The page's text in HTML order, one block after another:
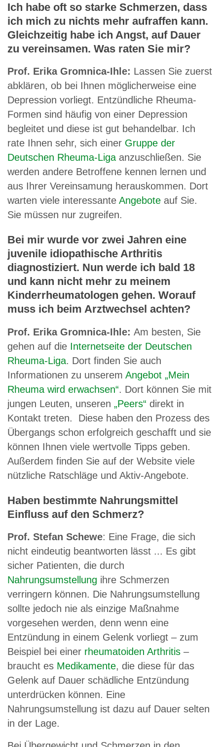
Ich habe oft so starke Schmerzen, dass
ich mich zu nichts mehr aufraffen kann.
Gleichzeitig habe ich Angst, auf Dauer
zu vereinsamen. Was raten Sie mir?
Prof. Erika Gromnica-Ihle: Lassen Sie zuerst
abklären, ob bei Ihnen möglicherweise eine
Depression vorliegt. Entzündliche Rheuma-
Formen sind häufig von einer Depression
begleitet und diese ist gut behandelbar. Ich
rate Ihnen sehr, sich einer Gruppe der
Deutschen Rheuma-Liga anzuschließen. Sie
werden andere Betroffene kennen lernen und
aus Ihrer Vereinsamung herauskommen. Dort
warten viele interessante Angebote auf Sie.
Sie müssen nur zugreifen.
Bei mir wurde vor zwei Jahren eine
juvenile idiopathische Arthritis
diagnostiziert. Nun werde ich bald 18
und kann nicht mehr zu meinem
Kinderrheumatologen gehen. Worauf
muss ich beim Arztwechsel achten?
Prof. Erika Gromnica-Ihle: Am besten, Sie
gehen auf die Internetseite der Deutschen
Rheuma-Liga. Dort finden Sie auch
Informationen zu unserem Angebot „Mein
Rheuma wird erwachsen“. Dort können Sie mit
jungen Leuten, unseren „Peers“ direkt in
Kontakt treten. Diese haben den Prozess des
Übergangs schon erfolgreich geschafft und sie
können Ihnen viele wertvolle Tipps geben.
Außerdem finden Sie auf der Website viele
nützliche Ratschläge und Aktiv-Angebote.
Haben bestimmte Nahrungsmittel
Einfluss auf den Schmerz?
Prof. Stefan Schewe: Eine Frage, die sich
nicht eindeutig beantworten lässt ... Es gibt
sicher Patienten, die durch
Nahrungsumstellung ihre Schmerzen
verringern können. Die Nahrungsumstellung
sollte jedoch nie als einzige Maßnahme
vorgesehen werden, denn wenn eine
Entzündung in einem Gelenk vorliegt – zum
Beispiel bei einer rheumatoiden Arthritis –
braucht es Medikamente, die diese für das
Gelenk auf Dauer schädliche Entzündung
unterdrücken können. Eine
Nahrungsumstellung ist dazu auf Dauer selten
in der Lage.